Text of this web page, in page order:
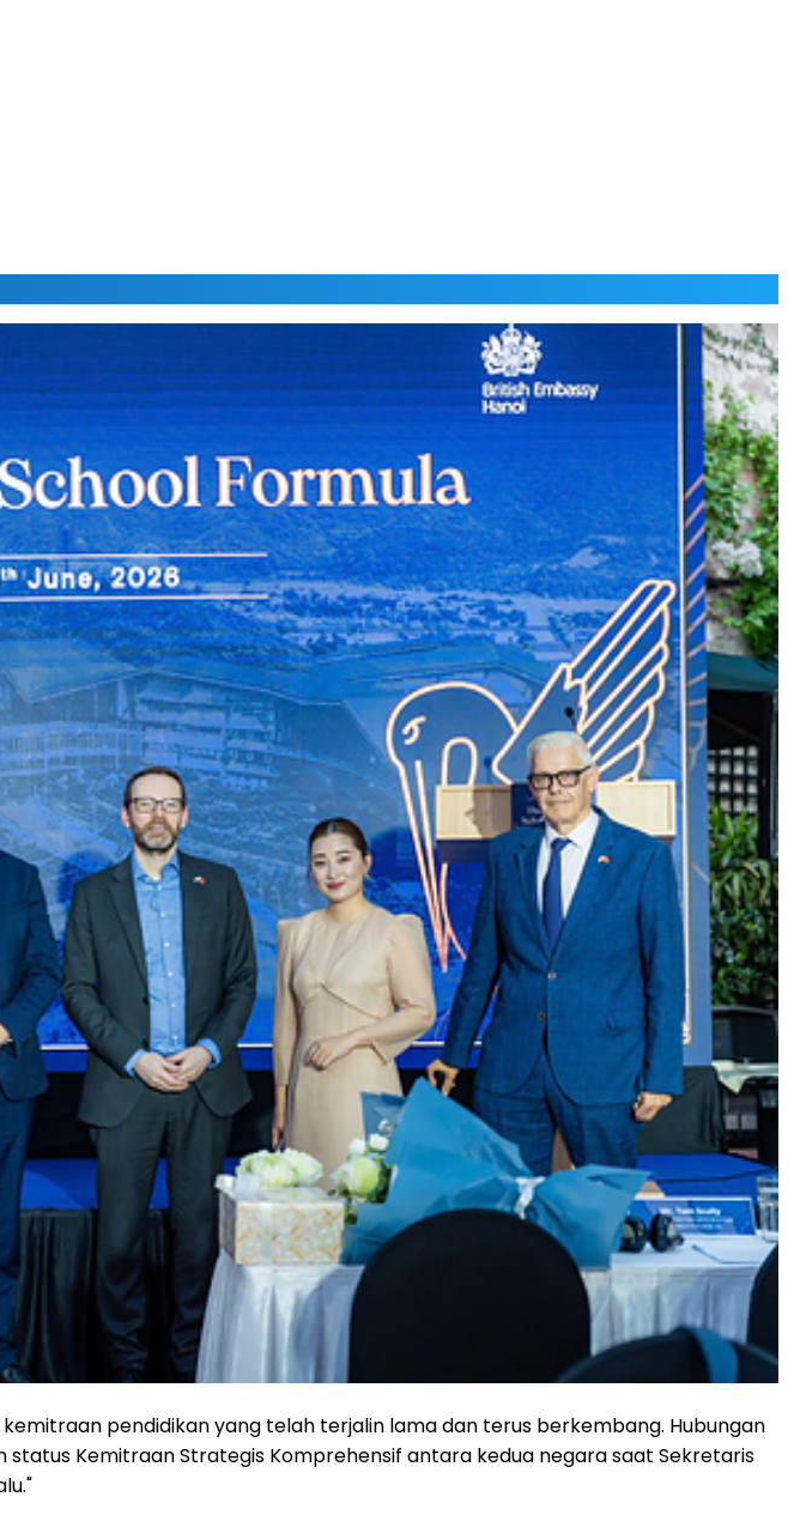
pendidikan yang telah terjalin lama dan terus berkembang. Hubungan
Kemitraan Strategis Komprehensif antara kedua negara saat Sekretaris